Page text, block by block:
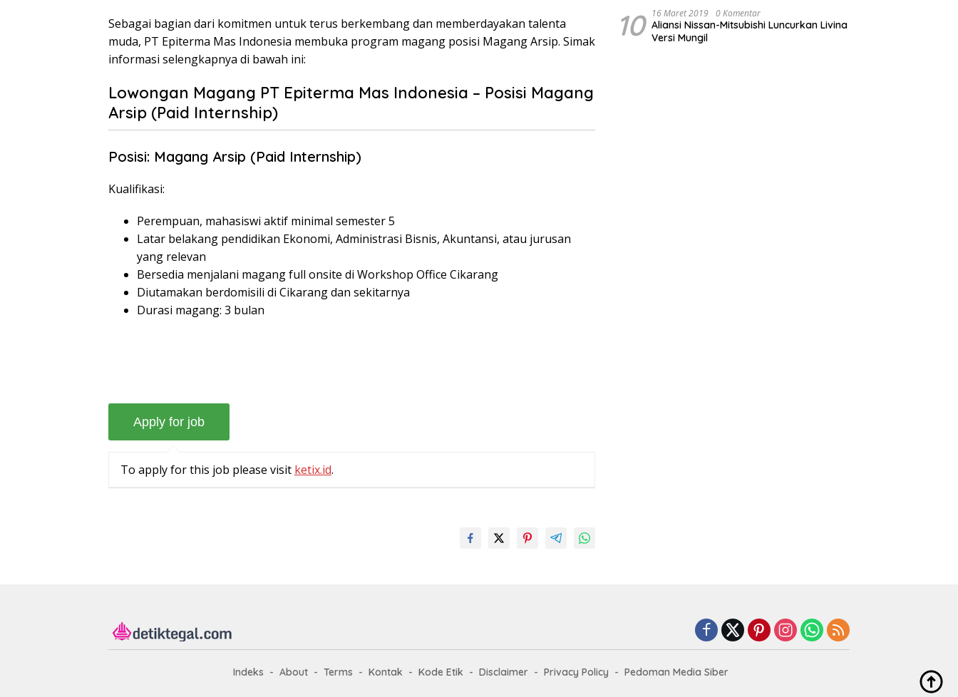
Sebagai bagian dari komitmen untuk terus berkembang dan memberdayakan talenta
muda, PT Epiterma Mas Indonesia membuka program magang posisi Magang Arsip. Simak
informasi selengkapnya di bawah ini:
Lowongan Magang PT Epiterma Mas Indonesia – Posisi Magang
Arsip (Paid Internship)
Posisi: Magang Arsip (Paid Internship)
Kualifikasi:
Perempuan, mahasiswi aktif minimal semester 5
Latar belakang pendidikan Ekonomi, Administrasi Bisnis, Akuntansi, atau jurusan
yang relevan
Bersedia menjalani magang full onsite di Workshop Office Cikarang
Diutamakan berdomisili di Cikarang dan sekitarnya
Durasi magang: 3 bulan
To apply for this job please visit ketix.id.
10 16 Maret 2019 0 Komentar
Aliansi Nissan-Mitsubishi Luncurkan Livina
Versi Mungil
Indeks About Terms Kontak Kode Etik Disclaimer Privacy Policy Pedoman Media Siber